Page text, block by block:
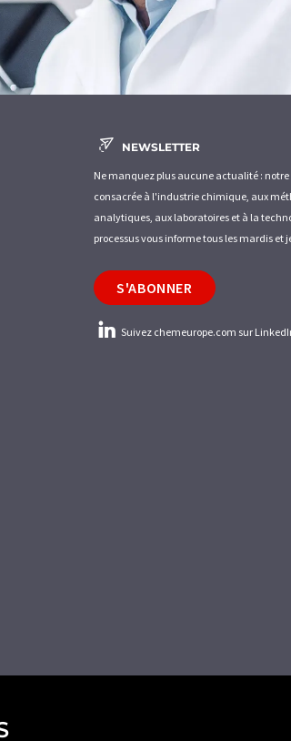
NEWSLETTER
Ne manquez plus aucune actualité :
consacrée à l'industrie chimique, aux
analytiques, aux laboratoires et à la
processus vous informe tous les mardis et
S'ABONNER
Suivez chemeurope.com sur